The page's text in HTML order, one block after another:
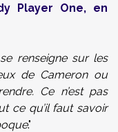
Player One, en
renseigne sur les
de Cameron ou
Ce n’est pas
ce qu’il faut savoir
."